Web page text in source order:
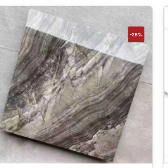
263.000 ₫.
-25%